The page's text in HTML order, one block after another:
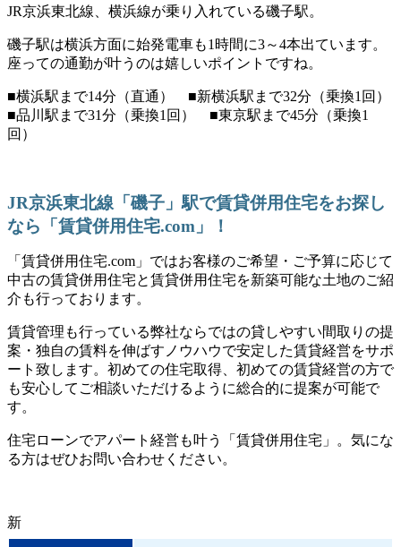
JR京浜東北線、横浜線が乗り入れている磯子駅。
磯子駅は横浜方面に始発電車も1時間に3～4本出ています。
座っての通勤が叶うのは嬉しいポイントですね。
■横浜駅まで14分（直通） ■新横浜駅まで32分（乗換1回）
■品川駅まで31分（乗換1回） ■東京駅まで45分（乗換1
回）
JR京浜東北線「磯子」駅で賃貸併用住宅をお探し
なら「賃貸併用住宅.com」！
「賃貸併用住宅.com」ではお客様のご希望・ご予算に応じて
中古の賃貸併用住宅と賃貸併用住宅を新築可能な土地のご紹
介も行っております。
賃貸管理も行っている弊社ならではの貸しやすい間取りの提
案・独自の賃料を伸ばすノウハウで安定した賃貸経営をサポ
ート致します。初めての住宅取得、初めての賃貸経営の方で
も安心してご相談いただけるように総合的に提案が可能で
す。
住宅ローンでアパート経営も叶う「賃貸併用住宅」。気にな
る方はぜひお問い合わせください。
新